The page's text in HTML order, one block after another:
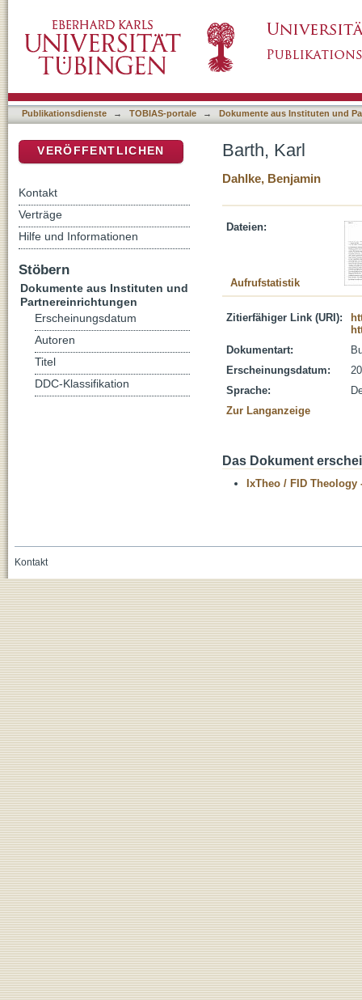
Publikationsdienste → TOBIAS-portale → Dokumente aus Instituten und
Barth, Karl
Dahlke, Benjamin
Dateien:
Aufrufstatistik
Zitierfähiger Link (URI):
Dokumentart:
Erscheinungsdatum:
Sprache:
Zur Langanzeige
Das Dokument
IxTheo / FID Theology
VERÖFFENTLICHEN
Kontakt
Verträge
Hilfe und Informationen
Stöbern
Dokumente aus Instituten und
Partnereinrichtungen
Erscheinungsdatum
Autoren
Titel
DDC-Klassifikation
Kontakt